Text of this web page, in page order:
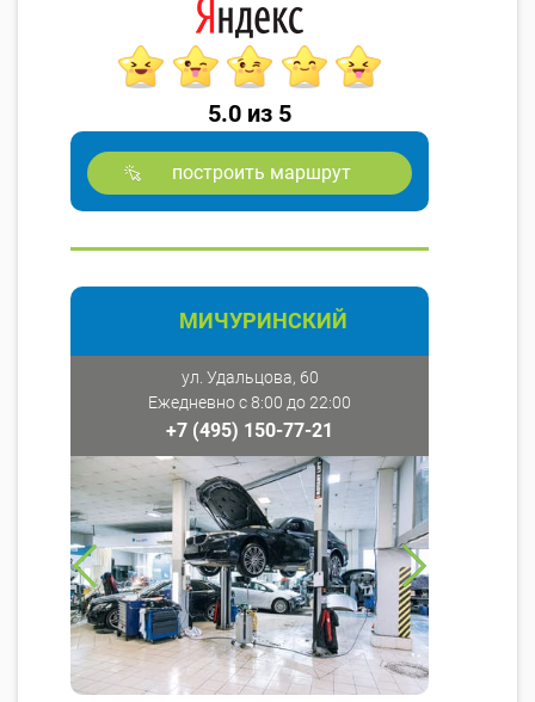
5.0 из 5
построить маршрут
МИЧУРИНСКИЙ
ул. Удальцова, 60
Ежедневно с 8:00 до 22:00
+7 (495) 150-77-21